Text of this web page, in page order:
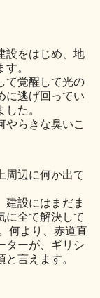
設をはじめ、地
。
て覚醒して光の
に逃げ回ってい
た。
らきな臭いこ
辺に何か出て
設にはまだま
に全て解決して
何より、赤道直
ターが、ギリシ
言えます。